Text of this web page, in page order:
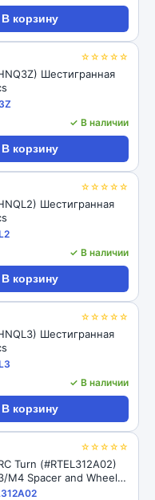
В корзину
☆☆☆☆☆
Шестигранная
✓ В наличии
В корзину
☆☆☆☆☆
Шестигранная
✓ В наличии
В корзину
☆☆☆☆☆
Шестигранная
✓ В наличии
В корзину
☆☆☆☆☆
Turn (#RTEL312A02)
M4 Spacer and Wheel